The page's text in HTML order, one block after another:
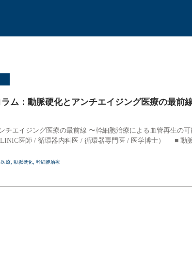
ラム：動脈硬化とアンチエイジング医療の最前
チエイジング医療の最前線 〜幹細胞治療による血管再生の
医師 / 循環器内科医 / 循環器専門医 / 医学博士） ■ 動
医療, 動脈硬化, 幹細胞治療